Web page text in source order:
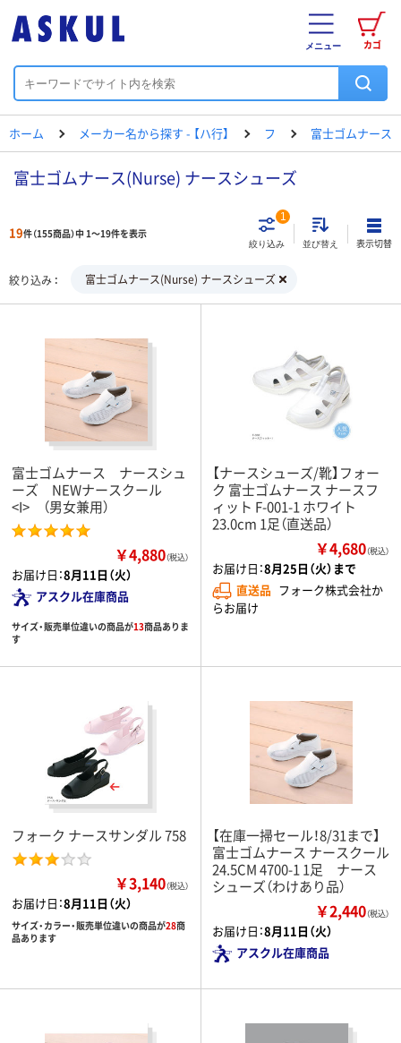
カゴ
メニュー
ホーム メーカー名から探す - 【ハ行】 フ 富士ゴムナース
富士ゴムナース(Nurse) ナースシューズ
19件（155商品）中 1～19件を表示
絞り込み
1
並び替え 表示切替
絞り込み 富士ゴムナース(Nurse) ナースシューズ
富士ゴムナース ナースシュ
ーズ NEWナースクール
<I> （男女兼用）
￥4,880（税込）
お届け日：8月11日（火）
アスクル在庫商品
サイズ・販売単位違いの商品が13商品ありま
す
【ナースシューズ/靴】フォー
ク 富士ゴムナース ナースフ
ィット F-001-1 ホワイト
23.0cm 1足（直送品）
￥4,680（税込）
お届け日：8月25日（火）まで
直送品 フォーク株式会社か
らお届け
フォーク ナースサンダル 758
￥3,140（税込）
お届け日：8月11日（火）
サイズ・カラー・販売単位違いの商品が28商
品あります
【在庫一掃セール！8/31まで】
富士ゴムナース ナースクール
24.5CM 4700-1 1足 ナース
シューズ（わけあり品）
￥2,440（税込）
お届け日：8月11日（火）
アスクル在庫商品